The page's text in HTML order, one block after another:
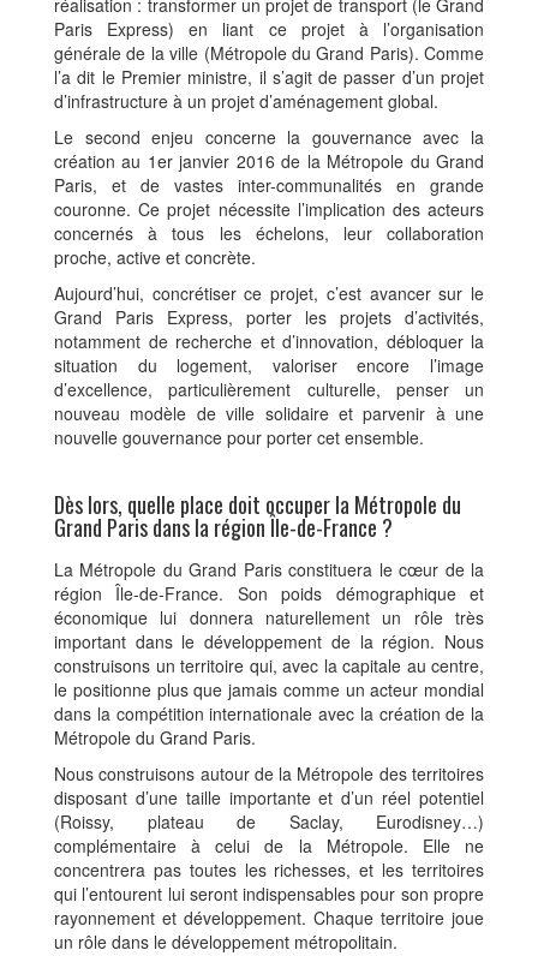
réalisation : transformer un projet de transport (le Grand
Paris Express) en liant ce projet à l’organisation
générale de la ville (Métropole du Grand Paris). Comme
l’a dit le Premier ministre, il s’agit de passer d’un projet
d’infrastructure à un projet d’aménagement global.
Le second enjeu concerne la gouvernance avec la
création au 1er janvier 2016 de la Métropole du Grand
Paris, et de vastes inter-communalités en grande
couronne. Ce projet nécessite l’implication des acteurs
concernés à tous les échelons, leur collaboration
proche, active et concrète.
Aujourd’hui, concrétiser ce projet, c’est avancer sur le
Grand Paris Express, porter les projets d’activités,
notamment de recherche et d’innovation, débloquer la
situation du logement, valoriser encore l’image
d’excellence, particulièrement culturelle, penser un
nouveau modèle de ville solidaire et parvenir à une
nouvelle gouvernance pour porter cet ensemble.
Dès lors, quelle place doit occuper la Métropole du
Grand Paris dans la région Île-de-France ?
La Métropole du Grand Paris constituera le cœur de la
région Île-de-France. Son poids démographique et
économique lui donnera naturellement un rôle très
important dans le développement de la région. Nous
construisons un territoire qui, avec la capitale au centre,
le positionne plus que jamais comme un acteur mondial
dans la compétition internationale avec la création de la
Métropole du Grand Paris.
Nous construisons autour de la Métropole des territoires
disposant d’une taille importante et d’un réel potentiel
(Roissy, plateau de Saclay, Eurodisney…)
complémentaire à celui de la Métropole. Elle ne
concentrera pas toutes les richesses, et les territoires
qui l’entourent lui seront indispensables pour son propre
rayonnement et développement. Chaque territoire joue
un rôle dans le développement métropolitain.